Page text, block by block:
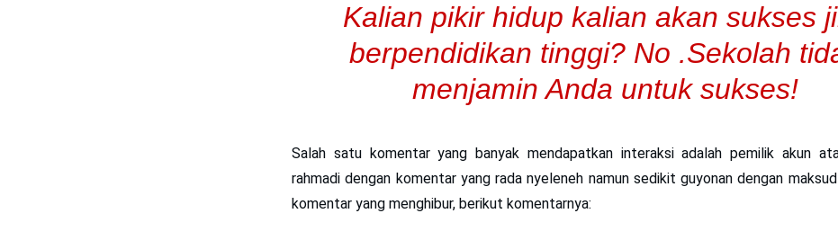
Kalian pikir hidup kalian akan sukses
berpendidikan tinggi? No .Sekolah
menjamin Anda untuk sukses!
Salah satu komentar yang banyak mendapatkan interaksi adalah pemilik akun
rahmadidengan komentar yang rada nyeleneh namun sedikit guyonan dengan
komentar yang menghibur, berikut komentarnya: